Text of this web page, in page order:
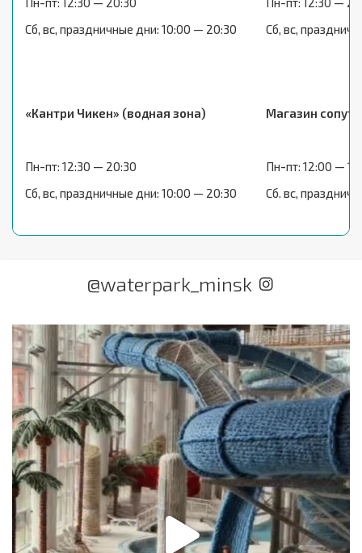
Сб, вс, праздничные дни: 10:00 — 20:30
Сб, вс,
«Кантри Чикен» (водная зона)
Пн-пт: 12:30 — 20:30
Сб, вс, праздничные дни: 10:00 — 20:30
Магазин
Пн-пт: 12:00 —
Сб. вс,
@waterpark_minsk